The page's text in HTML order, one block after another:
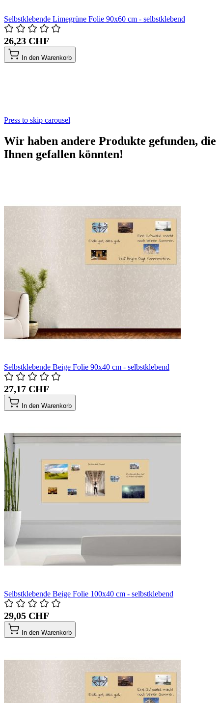
Selbstklebende Limegrüne Folie 90x60 cm - selbstklebend
26,23 CHF
In den Warenkorb
Press to skip carousel
Wir haben andere Produkte gefunden, die
Ihnen gefallen könnten!
Selbstklebende Beige Folie 90x40 cm - selbstklebend
27,17 CHF
In den Warenkorb
Selbstklebende Beige Folie 100x40 cm - selbstklebend
29,05 CHF
In den Warenkorb